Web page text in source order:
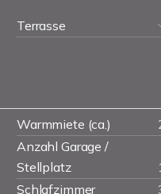
Terrasse
Warmmiete (ca.)
Anzahl Garage /
Stellplatz
Schlafzimmer